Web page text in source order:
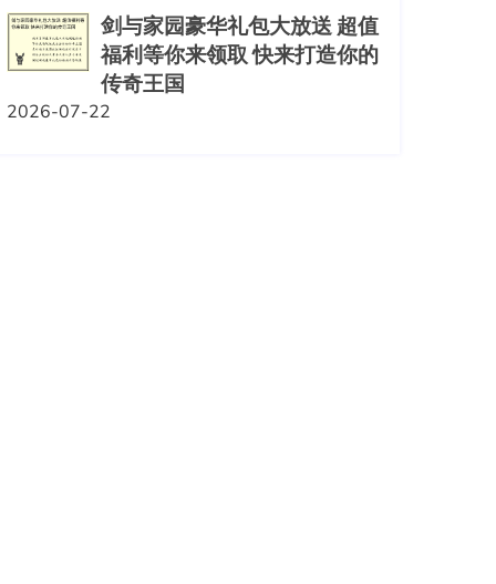
剑与家园豪华礼包大放送 超值
福利等你来领取 快来打造你的
传奇王国
2026-07-22